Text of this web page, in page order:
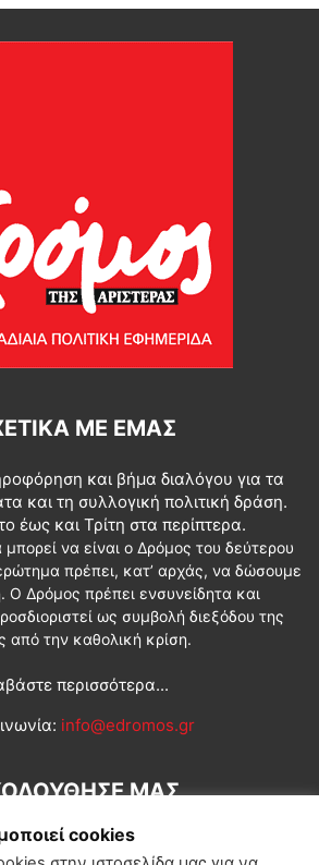
ΜΕ ΕΜΆΣ
και βήμα διαλόγου για τα
και τη συλλογική πολιτική δράση.
έως και Τρίτη στα περίπτερα.
μπορεί να είναι ο Δρόμος του δεύτερου
πρέπει, κατ’ αρχάς, να δώσουμε
Ο Δρόμος πρέπει ενσυνείδητα και
ως συμβολή διεξόδου της
από την καθολική κρίση.
περισσότερα...
info@edromos.gr
ΜΑΣ
cookies